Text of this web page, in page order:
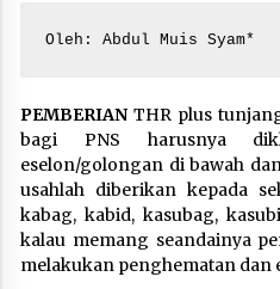
Oleh: Abdul Muis Syam*
PEMBERIAN THR plus
bagi PNS harusnya
eselon/golongan di bawah
usahlah diberikan kepada
kabag, kabid, kasubag,
kalau memang seandainya
melakukan penghematan dan